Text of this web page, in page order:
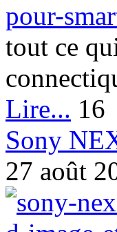
tout ce
Lire... 16
Sony
27 août